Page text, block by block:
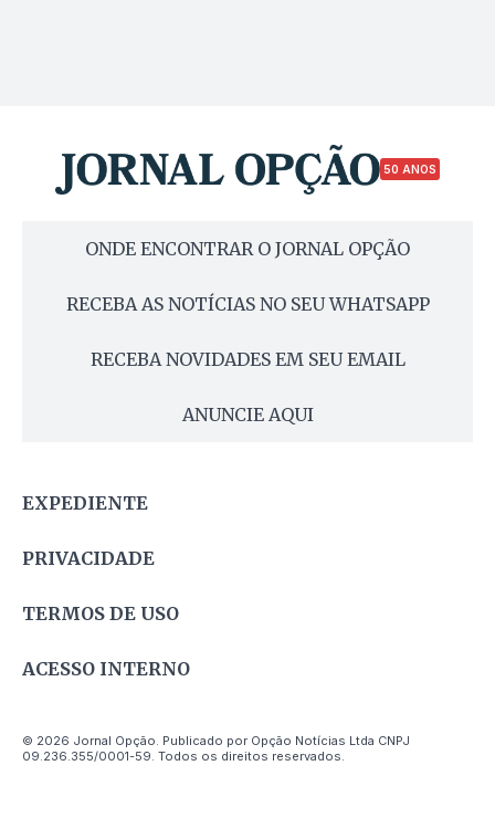
50 ANOS
ONDE ENCONTRAR O JORNAL OPÇÃO
RECEBA AS NOTÍCIAS NO SEU WHATSAPP
RECEBA NOVIDADES EM SEU EMAIL
ANUNCIE AQUI
EXPEDIENTE
PRIVACIDADE
TERMOS DE USO
ACESSO INTERNO
© 2026 Jornal Opção. Publicado por Opção Notícias Ltda CNPJ
09.236.355/0001-59. Todos os direitos reservados.